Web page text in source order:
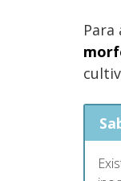
Para